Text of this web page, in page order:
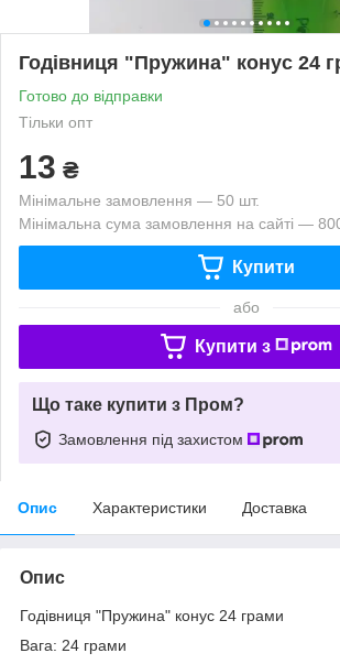
Годівниця "Пружина" конус 24
Готово до відправки
Тільки опт
13 ₴
Мінімальне замовлення — 50 шт.
Мінімальна сума замовлення на сайті —
Купити
або
Купити з
Що таке купити з Пром?
Замовлення під захистом
Опис Характеристики Доставка
Опис
Годівниця "Пружина" конус 24 грами
Вага: 24 грами